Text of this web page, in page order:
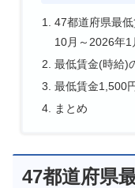
47都道府県最
10月～2026年1
最低賃金(時給)
最低賃金1,500
まとめ
47都道府県